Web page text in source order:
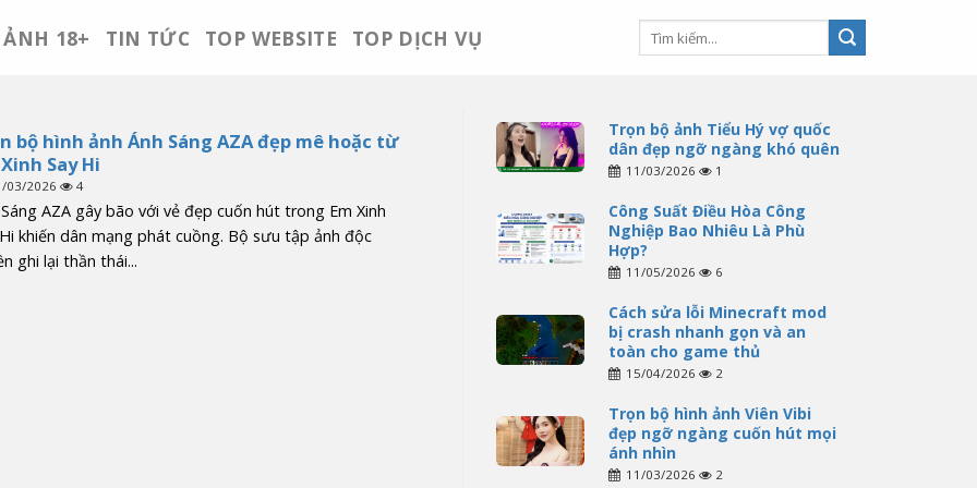
ẢNH 18+ TIN TỨC TOP WEBSITE TOP DỊCH VỤ
bộ hình ảnh Ánh Sáng AZA đẹp mê hoặc từ
Say Hi
03/2026 4
AZA gây bão với vẻ đẹp cuốn hút trong Em Xinh
khiến dân mạng phát cuồng. Bộ sưu tập ảnh độc
ghi lại thần thái...
Trọn bộ ảnh Tiểu Hý vợ quốc
dân đẹp ngỡ ngàng khó quên
11/03/2026 1
Công Suất Điều Hòa Công
Nghiệp Bao Nhiêu Là Phù
Hợp?
11/05/2026 6
Cách sửa lỗi Minecraft mod
bị crash nhanh gọn và an
toàn cho game thủ
15/04/2026 2
Trọn bộ hình ảnh Viên Vibi
đẹp ngỡ ngàng cuốn hút mọi
ánh nhìn
11/03/2026 2